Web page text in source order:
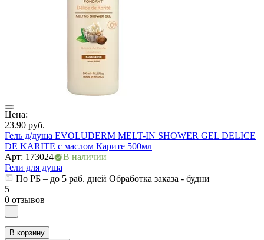
Цена:
23.90 руб.
Гель д/душа EVOLUDERM MELT-IN SHOWER GEL DELICE
DE KARITE с маслом Карите 500мл
Арт: 173024
В наличии
Гели для душа
По РБ – до 5 раб. дней Обработка заказа - будни
5
0 отзывов
–
В корзину